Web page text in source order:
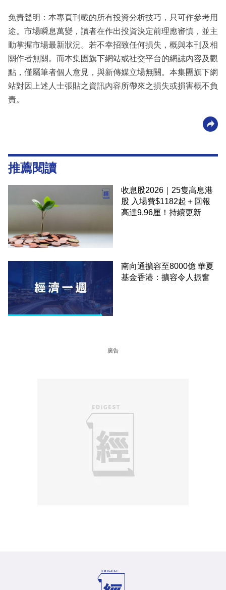
免責聲明：本專頁刊載的所有投資分析技巧，只可作參考用
途。市場瞬息萬變，讀者在作出投資決定前理應審慎，並主
動掌握市場最新狀況。若不幸招致任何損失，概與本刊及相
關作者無關。而本集團旗下網站或社交平台的網誌內容及觀
點，僅屬筆者個人意見，與新傳媒立場無關。本集團旗下網
站對因上述人士張貼之資訊內容所帶來之損失或損害概不負
責。
推薦閱讀
收息股2026｜25隻高息港
股 入場費$1182起＋回報
高達9.96厘！持續更新
南向通擴容至8000億 華夏
基金香港：擴容令人振奮
廣告